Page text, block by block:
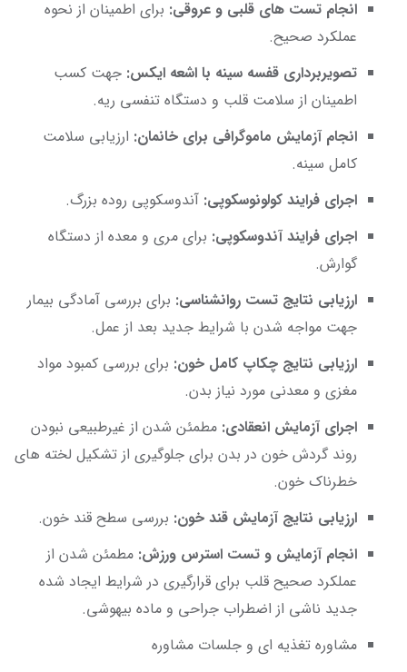
انجام تست های قلبی و عروقی: برای اطمینان از نحوه
عملکرد صحیح.
تصویربرداری قفسه سینه با اشعه ایکس: جهت کسب
اطمینان از سلامت قلب و دستگاه تنفسی ریه.
انجام آزمایش ماموگرافی برای خانمان: ارزیابی سلامت
کامل سینه.
اجرای فرایند کولونوسکوپی: آندوسکوپی روده بزرگ.
اجرای فرایند آندوسکوپی: برای مری و معده از دستگاه
گوارش.
ارزیابی نتایج تست روانشناسی: برای بررسی آمادگی بیمار
جهت مواجه شدن با شرایط جدید بعد از عمل.
ارزیابی نتایج چکاپ کامل خون: برای بررسی کمبود مواد
مغزی و معدنی مورد نیاز بدن.
اجرای آزمایش انعقادی: مطمئن شدن از غیرطبیعی نبودن
روند گردش خون در بدن برای جلوگیری از تشکیل لخته های
خطرناک خون.
ارزیابی نتایج آزمایش قند خون: بررسی سطح قند خون.
انجام آزمایش و تست استرس ورزش: مطمئن شدن از
عملکرد صحیح قلب برای قرارگیری در شرایط ایجاد شده
جدید ناشی از اضطراب جراحی و ماده بیهوشی.
مشاوره تغذیه ای و جلسات مشاوره